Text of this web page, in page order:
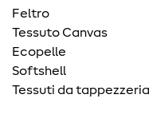
Feltro
Tessuto Canvas
Ecopelle
Softshell
Tessuti da tappezzeria